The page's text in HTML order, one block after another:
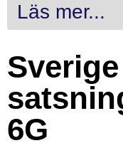
Läs mer...
6G